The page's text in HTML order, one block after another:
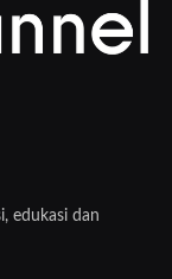
edukasi dan